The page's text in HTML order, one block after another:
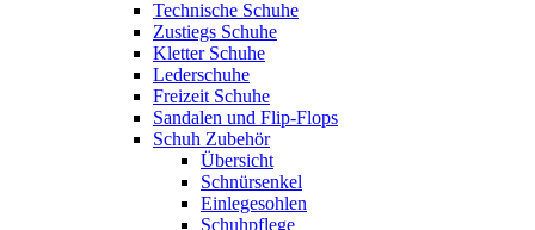
Technische Schuhe
Zustiegs Schuhe
Kletter Schuhe
Lederschuhe
Freizeit Schuhe
Sandalen und Flip-Flops
Schuh Zubehör
Übersicht
Schnürsenkel
Einlegesohlen
Schuhpflege